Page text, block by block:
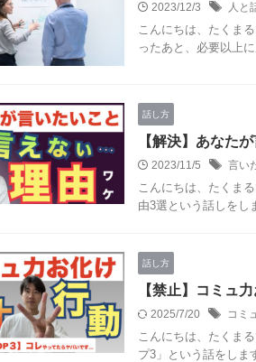
2023/12/3 人と
こんにちは、たくま
ったあと、必要以上
話し方
【解決】あなた
2023/11/5 言い
こんにちは、たくま
由3選という話しをし
話し方
【禁止】コミュ
2025/7/20 コミ
こんにちは、たくま
プ3」という話をしま